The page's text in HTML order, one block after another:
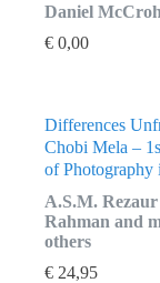
Daniel
€ 0,00
Differences
Chobi Mela –
of Photography
A.S.M. Rezaur
Rahman and
others
€ 24,95